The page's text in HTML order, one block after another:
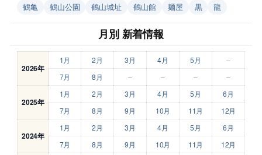
鶴亀
鶴山公園 鶴山城址 鶴山館 麺屋 黒 龍
月別 新着情報
2026年
1月 2月 3月 4月 5月
–
7月
8月 – – – –
2025年
1月 2月 3月 4月 5月
6月
7月
8月 9月 10月 11月 12月
2024年
1月 2月 3月 4月 5月
6月
7月
8月 9月 10月 11月 12月